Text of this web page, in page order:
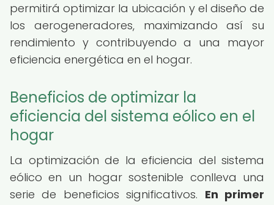
permitirá optimizar la ubicación y el diseño de
los aerogeneradores, maximizando así su
rendimiento y contribuyendo a una mayor
eficiencia energética en el hogar.
Beneficios de optimizar la
eficiencia del sistema eólico en el
hogar
La optimización de la eficiencia del sistema
eólico en un hogar sostenible conlleva una
serie de beneficios significativos. En primer